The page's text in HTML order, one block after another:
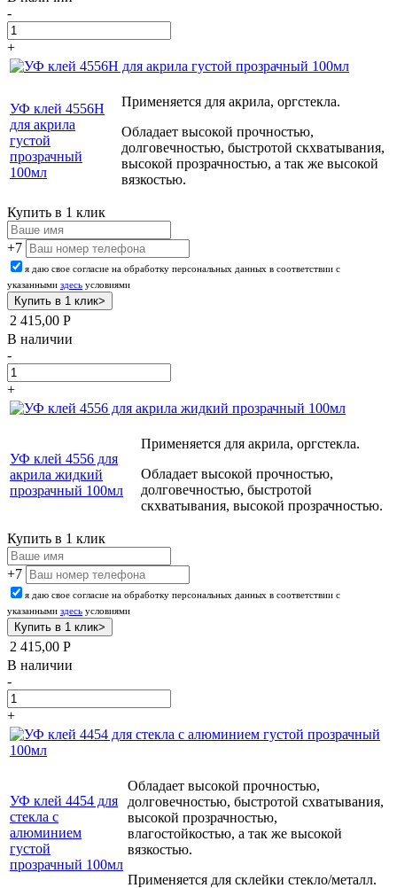
-
+
УФ клей 4556Н
для акрила
густой
прозрачный
100мл
Применяется для акрила, оргстекла.
Обладает высокой прочностью,
долговечностью, быстротой скхватывания,
высокой прозрачностью, а так же высокой
вязкостью.
Купить в 1 клик
+7
я даю свое согласие на обработку персональных данных в соответствии с
указанными здесь условиями
2 415,00 Р
В наличии
-
+
УФ клей 4556 для
акрила жидкий
прозрачный 100мл
Применяется для акрила, оргстекла.
Обладает высокой прочностью,
долговечностью, быстротой
скхватывания, высокой прозрачностью.
Купить в 1 клик
+7
я даю свое согласие на обработку персональных данных в соответствии с
указанными здесь условиями
2 415,00 Р
В наличии
-
+
УФ клей 4454 для
стекла с
алюминием
густой
прозрачный 100мл
Обладает высокой прочностью,
долговечностью, быстротой схватывания,
высокой прозрачностью,
влагостойкостью, а так же высокой
вязкостью.
Применяется для склейки стекло/металл.